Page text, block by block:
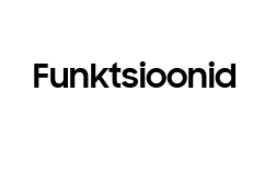
Funktsioonid